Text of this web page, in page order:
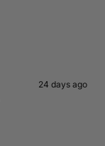
24 days ago